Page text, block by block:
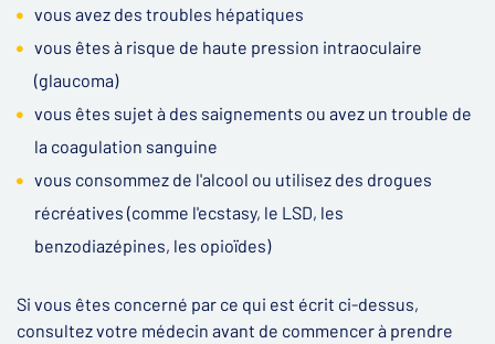
vous avez des troubles hépatiques
vous êtes à risque de haute pression intraoculaire
(glaucoma)
vous êtes sujet à des saignements ou avez un trouble de
la coagulation sanguine
vous consommez de l'alcool ou utilisez des drogues
récréatives (comme l'ecstasy, le LSD, les
benzodiazépines, les opioïdes)
Si vous êtes concerné par ce qui est écrit ci-dessus,
consultez votre médecin avant de commencer à prendre